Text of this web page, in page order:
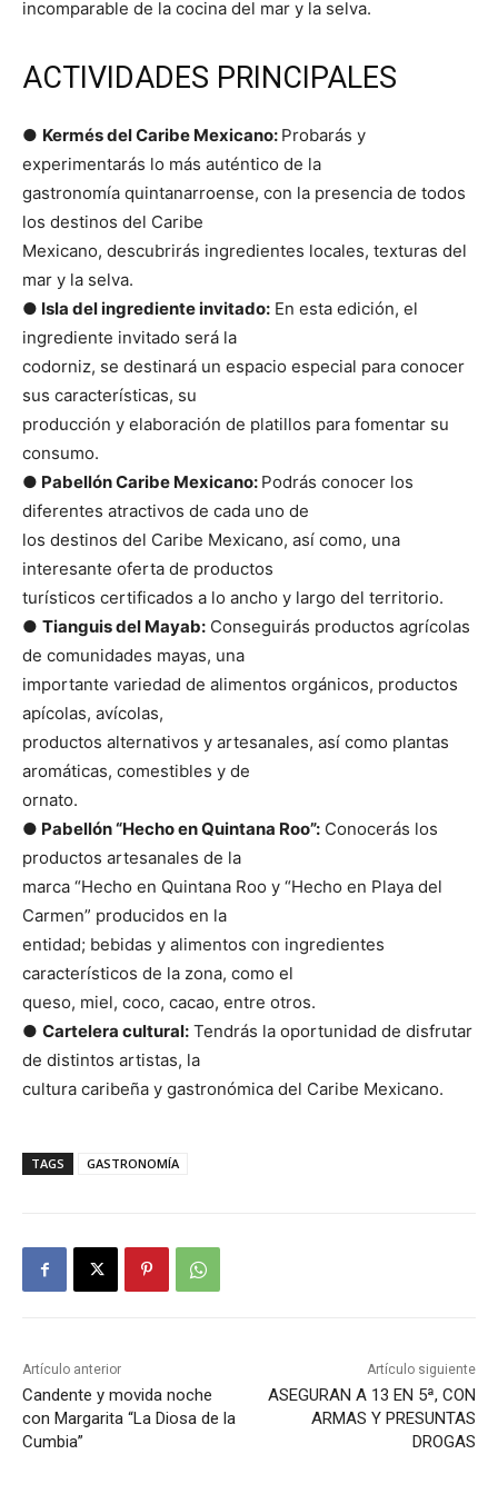
incomparable de la cocina del mar y la selva.
ACTIVIDADES PRINCIPALES
● Kermés del Caribe Mexicano: Probarás y
experimentarás lo más auténtico de la
gastronomía quintanarroense, con la presencia de todos
los destinos del Caribe
Mexicano, descubrirás ingredientes locales, texturas del
mar y la selva.
● Isla del ingrediente invitado: En esta edición, el
ingrediente invitado será la
codorniz, se destinará un espacio especial para conocer
sus características, su
producción y elaboración de platillos para fomentar su
consumo.
● Pabellón Caribe Mexicano: Podrás conocer los
diferentes atractivos de cada uno de
los destinos del Caribe Mexicano, así como, una
interesante oferta de productos
turísticos certificados a lo ancho y largo del territorio.
● Tianguis del Mayab: Conseguirás productos agrícolas
de comunidades mayas, una
importante variedad de alimentos orgánicos, productos
apícolas, avícolas,
productos alternativos y artesanales, así como plantas
aromáticas, comestibles y de
ornato.
● Pabellón “Hecho en Quintana Roo”: Conocerás los
productos artesanales de la
marca “Hecho en Quintana Roo y “Hecho en Playa del
Carmen” producidos en la
entidad; bebidas y alimentos con ingredientes
característicos de la zona, como el
queso, miel, coco, cacao, entre otros.
● Cartelera cultural: Tendrás la oportunidad de disfrutar
de distintos artistas, la
cultura caribeña y gastronómica del Caribe Mexicano.
TAGS GASTRONOMÍA
Artículo anterior
Candente y movida noche
con Margarita “La Diosa de la
Cumbia”
Artículo siguiente
ASEGURAN A 13 EN 5ª, CON
ARMAS Y PRESUNTAS
DROGAS